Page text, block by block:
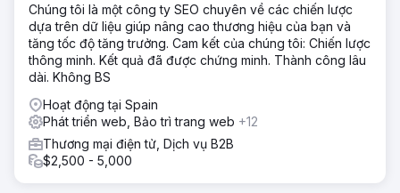
Chúng tôi là một công ty SEO chuyên về các chiến lược
dựa trên dữ liệu giúp nâng cao thương hiệu của bạn và
tăng tốc độ tăng trưởng. Cam kết của chúng tôi: Chiến lược
thông minh. Kết quả đã được chứng minh. Thành công lâu
dài. Không BS
Hoạt động tại Spain
Phát triển web, Bảo trì trang web +12
Thương mại điện tử, Dịch vụ B2B
$2,500 - 5,000